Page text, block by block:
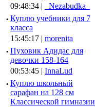
09:48:34 |
_Nezabudka_
· Куплю учебники для 7
класса
15:45:17 | morenita
· Пуховик Адидас для
девочки 158-164
00:53:45 | InnaLud
· Куплю школьный
сарафан на 128 см
Классической гимназии